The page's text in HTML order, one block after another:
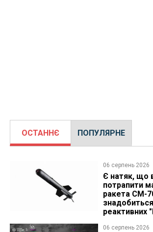
ОСТАННЄ ПОПУЛЯРНЕ
06 серпень 2026
Є натяк, що
потрапити
ракета CM-
реактивних
06 серпень 2026